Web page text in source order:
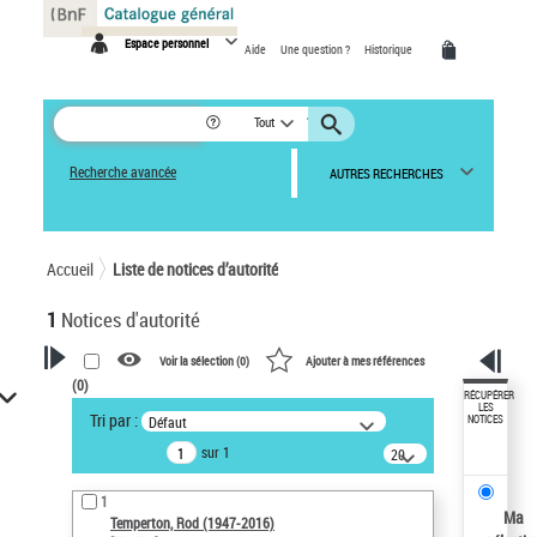
Espace personnel Aide Une question ? Historique
Tout
Recherche avancée AUTRES RECHERCHES
Accueil Liste de notices d’autorité
1 Notices d'autorité
VOTRE RECHERCHE
Recherche avancée dans les
notices d’autorité
Œuvres liées à l'auteur :
Temperton, Rod (1947-2016)
Voir la sélection (0) Ajouter à mes références
(0)
Tri par : Défaut
sur 1
20
résultats/page
1
Temperton, Rod (1947-2016)
RÉCUPÉRER
LES
NOTICES
Ma
Panneau de gestion des cookies